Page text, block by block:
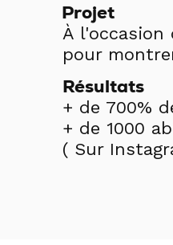
Projet
À l'occasion
pour
Résultats
+ de 700%
+ de 1000
( Sur